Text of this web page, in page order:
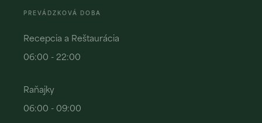
PREVÁDZKOVÁ DOBA
Recepcia a Reštaurácia
06:00 - 22:00
Raňajky
06:00 - 09:00